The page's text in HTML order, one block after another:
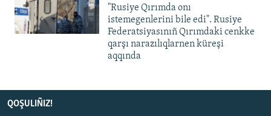
"Rusiye Qırımda onı
istemegenlerini bile edi". Rusiye
Federatsiyasınıñ Qırımdaki cenkke
qarşı narazılıqlarnen küreşi
aqqında
QOŞULIÑIZ!